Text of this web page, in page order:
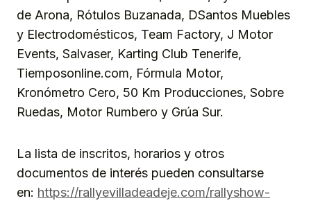
de Arona, Rótulos Buzanada, DSantos Muebles
y Electrodomésticos, Team Factory, J Motor
Events, Salvaser, Karting Club Tenerife,
Tiemposonline.com, Fórmula Motor,
Kronómetro Cero, 50 Km Producciones, Sobre
Ruedas, Motor Rumbero y Grúa Sur.
La lista de inscritos, horarios y otros
documentos de interés pueden consultarse
en: https://rallyevilladeadeje.com/rallyshow-